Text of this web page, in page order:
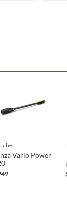
Vario Power